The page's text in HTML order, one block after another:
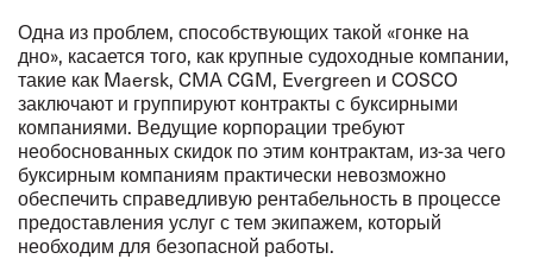
Одна из проблем, способствующих такой «гонке на
дно», касается того, как крупные судоходные компании,
такие как Maersk, CMA CGM, Evergreen и COSCO
заключают и группируют контракты с буксирными
компаниями. Ведущие корпорации требуют
необоснованных скидок по этим контрактам, из-за чего
буксирным компаниям практически невозможно
обеспечить справедливую рентабельность в процессе
предоставления услуг с тем экипажем, который
необходим для безопасной работы.